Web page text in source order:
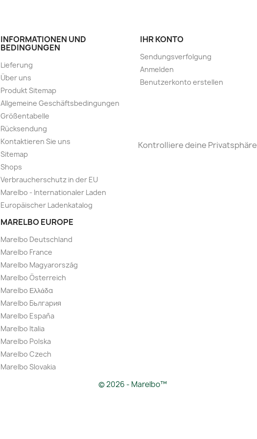
INFORMATIONEN UND
BEDINGUNGEN
Lieferung
Über uns
Produkt Sitemap
Allgemeine Geschäftsbedingungen
Größentabelle
Rücksendung
Kontaktieren Sie uns
Sitemap
Shops
Verbraucherschutz in der EU
Marelbo - Internationaler Laden
Europäischer Ladenkatalog
MARELBO EUROPE
Marelbo Deutschland
Marelbo France
Marelbo Magyarország
Marelbo Österreich
Marelbo Ελλάδα
Marelbo България
Marelbo España
Marelbo Italia
Marelbo Polska
Marelbo Czech
Marelbo Slovakia
IHR KONTO
Sendungsverfolgung
Anmelden
Benutzerkonto erstellen
Kontrolliere deine Privatsphäre
© 2026 - Marelbo™